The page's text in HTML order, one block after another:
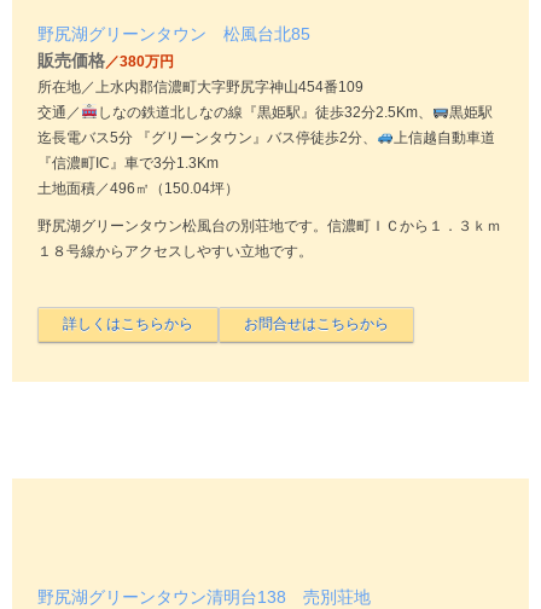
野尻湖グリーンタウン 松風台北85
販売価格／380万円
所在地／上水内郡信濃町大字野尻字神山454番109
交通／
しなの鉄道北しなの線『黒姫駅』徒歩32分2.5Km、
黒姫駅
迄長電バス5分 『グリーンタウン』バス停徒歩2分、
上信越自動車道
『信濃町IC』車で3分1.3Km
土地面積／496㎡（150.04坪）
野尻湖グリーンタウン松風台の別荘地です。信濃町ＩＣから１．３ｋｍ
１８号線からアクセスしやすい立地です。
野尻湖グリーンタウン清明台138 売別荘地